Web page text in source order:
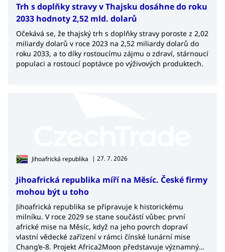
Trh s doplňky stravy v Thajsku dosáhne do roku
2033 hodnoty 2,52 mld. dolarů
Očekává se, že thajský trh s doplňky stravy poroste z 2,02
miliardy dolarů v roce 2023 na 2,52 miliardy dolarů do
roku 2033, a to díky rostoucímu zájmu o zdraví, stárnoucí
populaci a rostoucí poptávce po výživových produktech.
Jihoafrická republika | 27. 7. 2026
Jihoafrická republika míří na Měsíc. České firmy
mohou být u toho
Jihoafrická republika se připravuje k historickému
milníku. V roce 2029 se stane součástí vůbec první
africké mise na Měsíc, když na jeho povrch dopraví
vlastní vědecké zařízení v rámci čínské lunární mise
Chang’e-8. Projekt Africa2Moon představuje významný